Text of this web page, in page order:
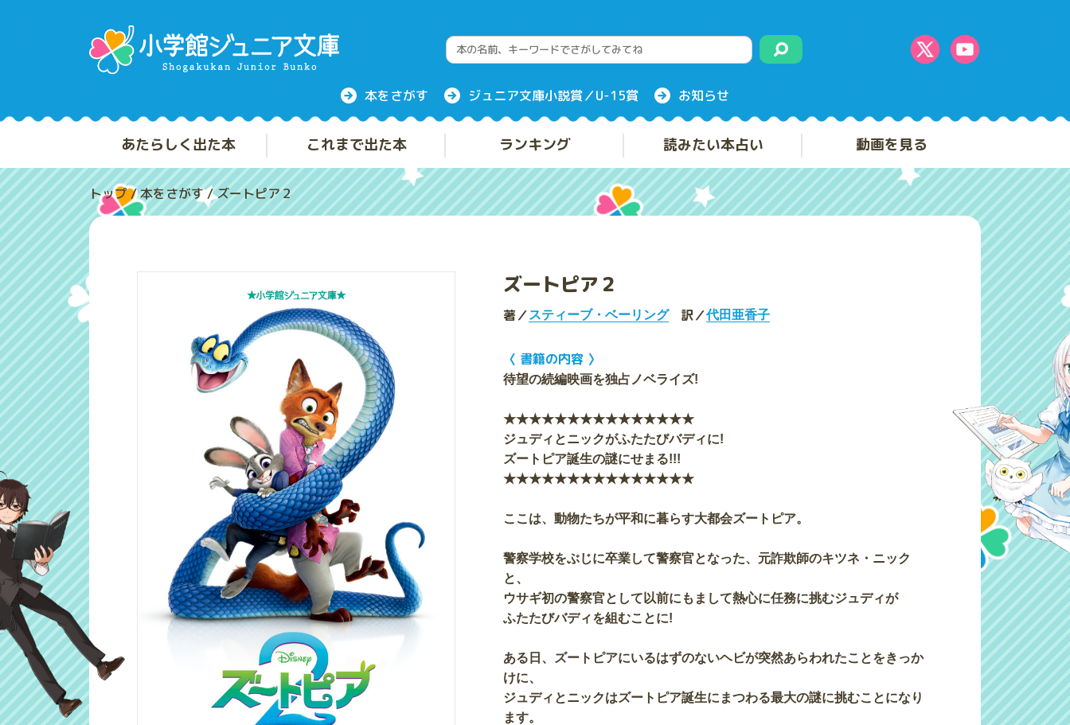
本をさがす ジュニア文庫小説賞／U-15賞 お知らせ
あたらしく出た本 これまで出た本 ランキング 読みたい本占い 動画を見る
トップ/本をさがす/ズートピア２
ズートピア２
著／ スティーブ・ベーリング 訳／代田亜香子
〈 書籍の内容 〉
待望の続編映画を独占ノベライズ!
★★★★★★★★★★★★★★★
ジュディとニックがふたたびバディに!
ズートピア誕生の謎にせまる!!!
★★★★★★★★★★★★★★★
ここは、動物たちが平和に暮らす大都会ズートピア。
警察学校をぶじに卒業して警察官となった、元詐欺師のキツネ・ニック
と、
ウサギ初の警察官として以前にもまして熱心に任務に挑むジュディが
ふたたびバディを組むことに!
ある日、ズートピアにいるはずのないヘビが突然あらわれたことをきっか
けに、
ジュディとニックはズートピア誕生にまつわる最大の謎に挑むことになり
ます。